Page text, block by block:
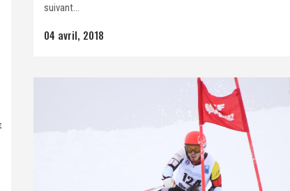
suivant...
04 avril, 2018